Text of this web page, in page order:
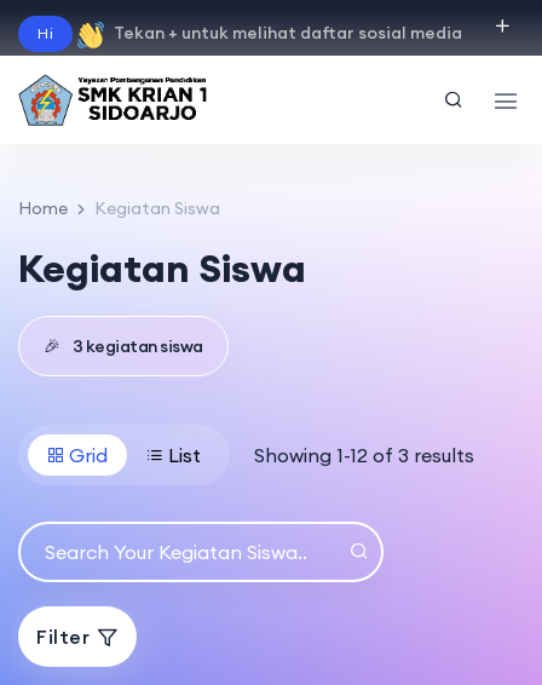
Hi Tekan + untuk melihat daftar sosial media
" instagram" " facebook
Home Kegiatan Siswa
Kegiatan Siswa
🎉 3 kegiatan siswa
Grid List Showing 1-12 of 3 results
Filter